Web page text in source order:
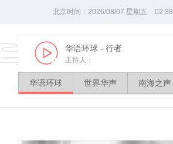
北京时间： 2026/08/07 星期 五 02:38
Play
华语环球 - 行者
主持人：
华语环球 世界华声 南海之声